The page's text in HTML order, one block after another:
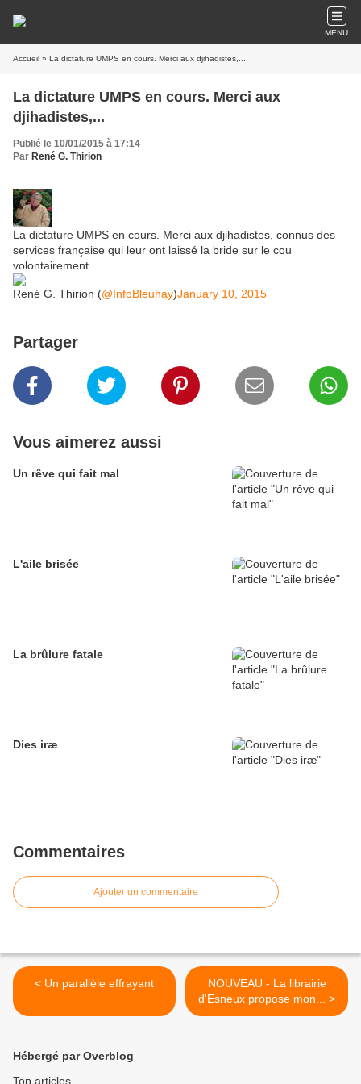
MENU
Accueil » La dictature UMPS en cours. Merci aux djihadistes,...
La dictature UMPS en cours. Merci aux
djihadistes,...
Publié le 10/01/2015 à 17:14
Par René G. Thirion
La dictature UMPS en cours. Merci aux djihadistes, connus des
services française qui leur ont laissé la bride sur le cou
volontairement.
René G. Thirion (@InfoBleuhay)January 10, 2015
Partager
Vous aimerez aussi
Un rêve qui fait mal
L'aile brisée
La brûlure fatale
Dies iræ
Commentaires
Ajouter un commentaire
< Un parallèle effrayant
NOUVEAU - La librairie
d'Esneux propose mon... >
Hébergé par Overblog
Top articles